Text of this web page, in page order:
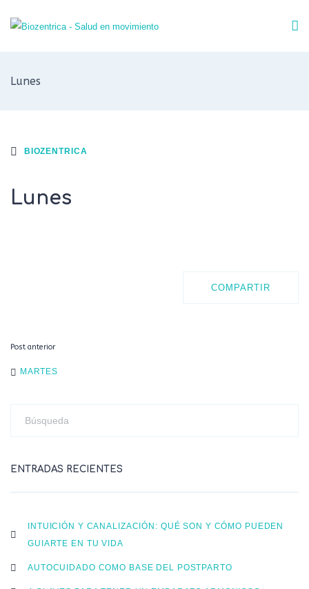
Lunes
BIOZENTRICA
Lunes
COMPARTIR
POST
NAVIGATION
Post anterior
MARTES
ENTRADAS RECIENTES
INTUICIÓN Y CANALIZACIÓN: QUÉ SON Y CÓMO PUEDEN
GUIARTE EN TU VIDA
AUTOCUIDADO COMO BASE DEL POSTPARTO